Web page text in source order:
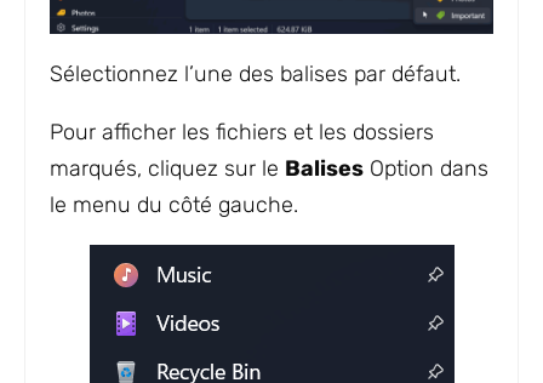
Sélectionnez l’une des balises par défaut.
Pour afficher les fichiers et les dossiers
marqués, cliquez sur le Balises Option dans
le menu du côté gauche.